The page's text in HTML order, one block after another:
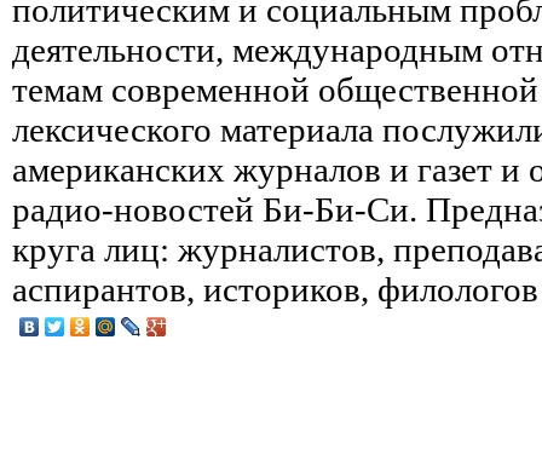
политическим и социальным
деятельности, международным
темам современной
лексического материала
американских журналов и газет и
радио-новостей Би-Би-Си.
круга лиц: журналистов,
аспирантов, историков,